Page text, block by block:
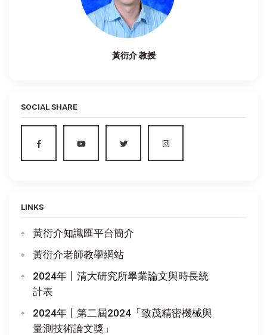
黃衍介 教授
SOCIAL SHARE
LINKS
黃衍介知識匯平台簡介
黃衍介老師教學網站
2024年〡清大研究所畢業論文與時長統
計表
2024年〡第二屆2024「致茂精密機械與
量測技術論文獎」